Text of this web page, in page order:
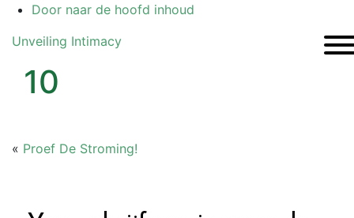
Door naar de hoofd inhoud
Unveiling Intimacy
Header
10
« Proef De Stroming!